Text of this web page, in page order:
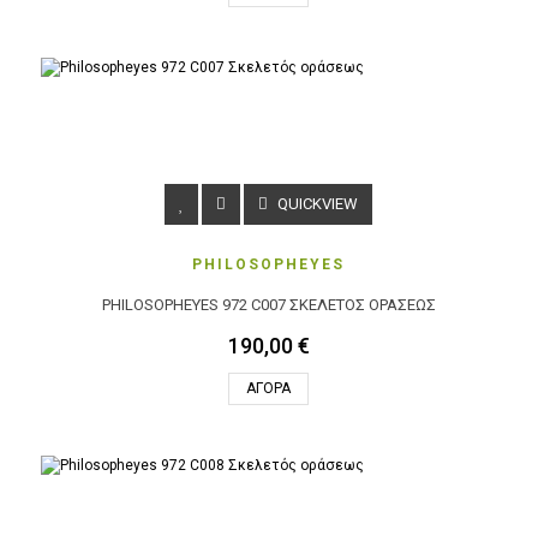
QUICKVIEW
PHILOSOPHEYES
PHILOSOPHEYES 972 C007 ΣΚΕΛΕΤΌΣ ΟΡΆΣΕΩΣ
190,00 €
ΑΓΟΡΆ